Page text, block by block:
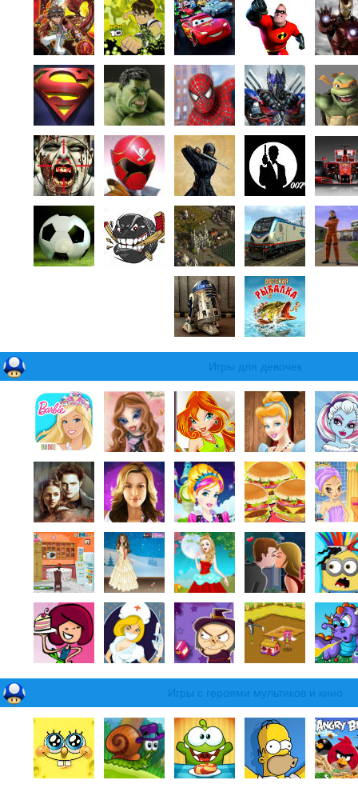
Игры для девочек
Игры с героями мультиков и кино